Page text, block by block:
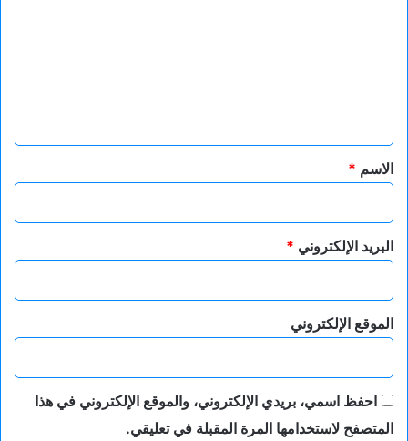
*
الاسم *
البريد الإلكتروني *
الموقع الإلكتروني
احفظ اسمي، بريدي الإلكتروني، والموقع الإلكتروني في هذا
المتصفح لاستخدامها المرة المقبلة في تعليقي.